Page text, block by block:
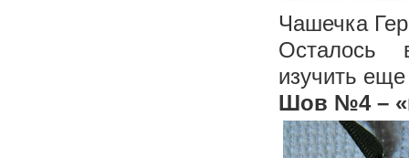
Чашечка
Осталось
изучить
Шов №4 –